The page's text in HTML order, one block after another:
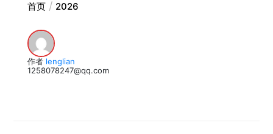
首页 2026
作者 lenglian
1258078247@qq.com